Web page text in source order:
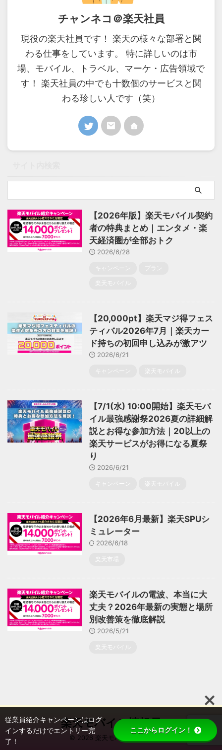
チャンネコ＠楽天社員
現役の楽天社員です！ 楽天の様々な部署と関
わる仕事をしています。 特に詳しいのは市
場、モバイル、トラベル、マーケ・広告領域で
す！ 楽天社員の中でも十数個のサービスと関
わる珍しい人です（笑）
【2026年版】楽天モバイル契約
者の特典まとめ｜エンタメ・楽
天経済圏が全部おトク
2026/6/28
キャンペーン
プラン
楽天モバイル
【20,000pt】楽天マジ得フェス
ティバル2026年7月｜楽天カー
ド持ちの初回申し込みが激アツ
2026/6/21
キャンペーン 楽天モバイル
【7/1(水) 10:00開始】楽天モバ
イル最強感謝祭2026夏の詳細解
説とお得な参加方法｜20以上の
楽天サービスがお得になる夏祭
り
2026/6/21
キャンペーン 楽天モバイル
【2026年6月最新】楽天SPUシ
ミュレーター
2026/6/18
楽天市場
楽天モバイルの電波、本当に大
丈夫？2026年最新の実態と場所
別改善策を徹底解説
2026/5/21
楽天モバイル
楽天モバイル情報局
© 2026 楽天モバイル情報局
従業員紹介キャンペーンはログ
インするだけでエントリー完
了！
ここからログイン！